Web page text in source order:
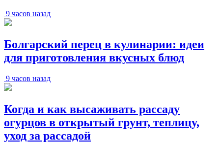
9 часов назад
Болгарский перец в кулинарии: идеи
для приготовления вкусных блюд
9 часов назад
Когда и как высаживать рассаду
огурцов в открытый грунт, теплицу,
уход за рассадой